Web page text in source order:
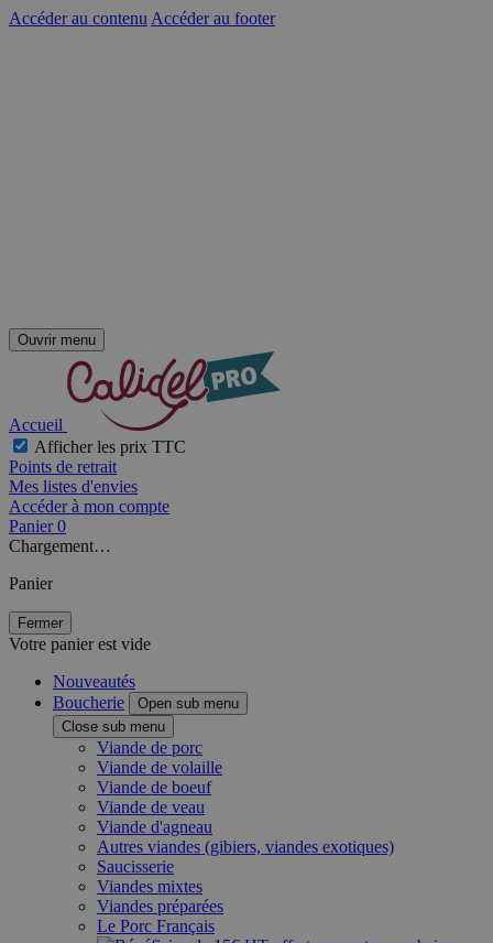
Accéder au contenu Accéder au footer
Ouvrir menu
Accueil
Afficher les prix TTC
Points de retrait
Mes listes d'envies
Accéder à mon compte
Panier 0
Chargement…
Panier
Fermer
Votre panier est vide
Nouveautés
Boucherie
Open sub menu
Close sub menu
Viande de porc
Viande de volaille
Viande de boeuf
Viande de veau
Viande d'agneau
Autres viandes (gibiers, viandes exotiques)
Saucisserie
Viandes mixtes
Viandes préparées
Le Porc Français